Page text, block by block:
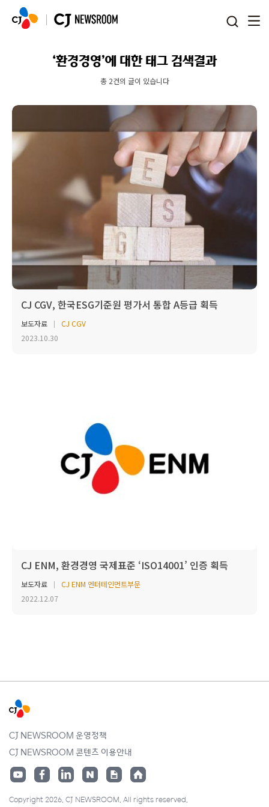
‘환경경영’에 대한 태그 검색결과
총 2건의 글이 있습니다
CJ CGV, 한국ESG기준원 평가서 통합 A등급 획득
보도자료
CJ CGV
2023.10.30
CJ ENM, 환경경영 국제표준 ‘ISO14001’ 인증 획득
보도자료
CJ ENM 엔터테인먼트부문
2022.12.07
CJ NEWSROOM 운영정책
CJ NEWSROOM 콘텐츠 이용안내
Copyright 2026. CJ NEWSROOM. All rights reserved.